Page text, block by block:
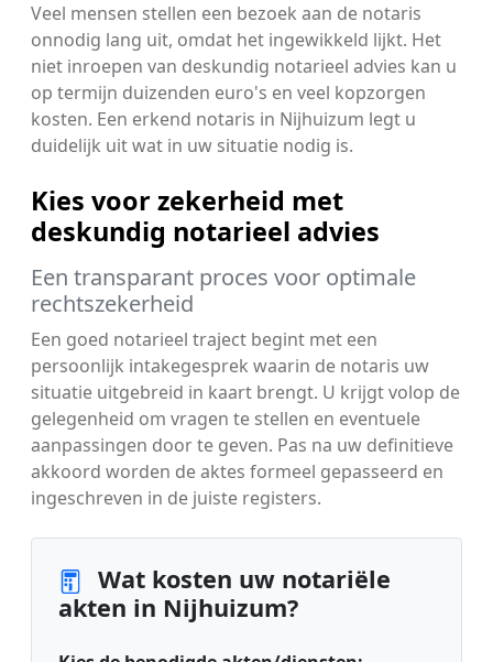
Veel mensen stellen een bezoek aan de notaris
onnodig lang uit, omdat het ingewikkeld lijkt. Het
niet inroepen van deskundig notarieel advies kan u
op termijn duizenden euro's en veel kopzorgen
kosten. Een erkend notaris in Nijhuizum legt u
duidelijk uit wat in uw situatie nodig is.
Kies voor zekerheid met
deskundig notarieel advies
Een transparant proces voor optimale
rechtszekerheid
Een goed notarieel traject begint met een
persoonlijk intakegesprek waarin de notaris uw
situatie uitgebreid in kaart brengt. U krijgt volop de
gelegenheid om vragen te stellen en eventuele
aanpassingen door te geven. Pas na uw definitieve
akkoord worden de aktes formeel gepasseerd en
ingeschreven in de juiste registers.
Wat kosten uw notariële
akten in Nijhuizum?